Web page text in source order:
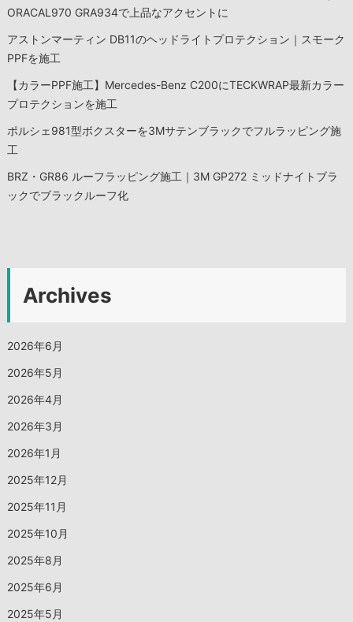
ン
ORACAL970 GRA934で上品なアクセントに
アストンマーティン DB11のヘッドライトプロテクション｜スモーク
PPFを施工
【カラーPPF施工】Mercedes-Benz C200にTECKWRAP最新カラー
プロテクションを施工
ポルシェ981型ボクスターを3Mサテンブラックでフルラッピング施
工
BRZ・GR86 ルーフラッピング施工｜3M GP272 ミッドナイトブラ
ックでブラックルーフ化
Archives
2026年6月
2026年5月
2026年4月
2026年3月
2026年1月
2025年12月
2025年11月
2025年10月
2025年8月
2025年6月
2025年5月